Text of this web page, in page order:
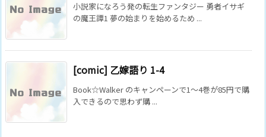
小説家になろう発の転生ファンタジー 勇者イサギ
の魔王譚1 夢の始まりを始めるため ...
[comic] 乙嫁語り 1-4
Book☆Walker のキャンペーンで1～4巻が85円で購
入できるので思わず購 ...